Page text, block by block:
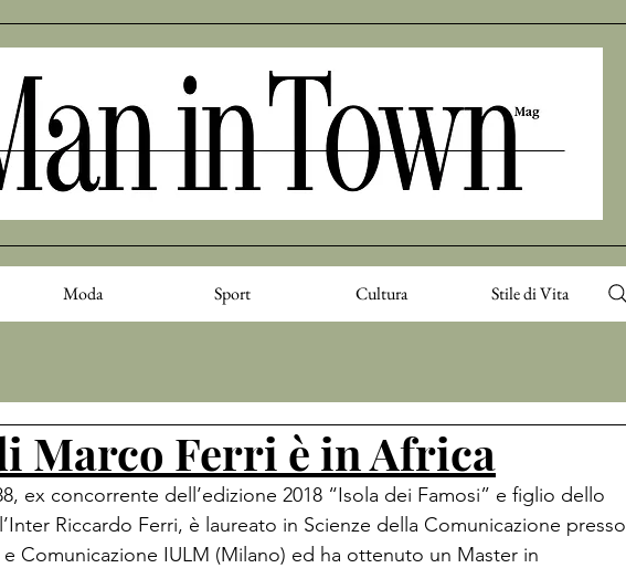
Moda Sport Cultura Stile di Vita
Marco Ferri è in Africa
ex concorrente dell’edizione 2018 “Isola dei Famosi” e figlio dello
Riccardo Ferri, è laureato in Scienze della Comunicazione presso
e Comunicazione IULM (Milano) ed ha ottenuto un Master in